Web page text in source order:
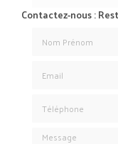
Contactez-nous :
Message